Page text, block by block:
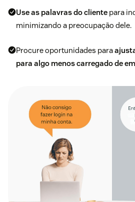
Use as palavras do cliente para
minimizando a preocupação dele.
Procure oportunidades para
para algo menos carregado de